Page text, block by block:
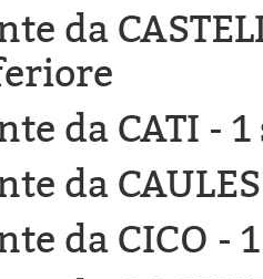
da
da CATI -
da
da CICO -